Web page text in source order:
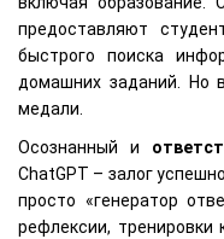
предоставляют
быстрого поиска
домашних заданий. Но
медали.
Осознанный и
ChatGPT – залог
просто «генератор
рефлексии, тренировки